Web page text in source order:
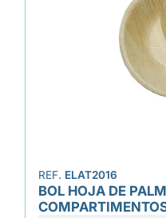
REF. ELAT2016
BOL HOJA DE